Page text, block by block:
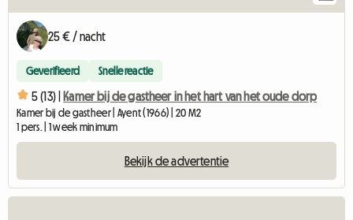
25 € / nacht
Geverifieerd Snelle reactie
5 (13) | Kamer bij de gastheer in het hart van het oude dorp
Kamer bij de gastheer | Ayent (1966) | 20 M2
1 pers. | 1 week minimum
Bekijk de advertentie